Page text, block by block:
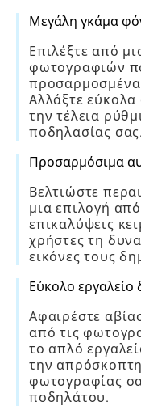
Μεγάλη γκάμα
Επιλέξτε από
φωτογραφιών
Αλλάξτε
την τέλεια
ποδηλασίας σας.
Προσαρμόσιμα
Βελτιώστε
μια επιλογή
επικαλύψεις
χρήστες τη
εικόνες τους
Εύκολο
Αφαιρέστε
από τις
το απλό
την
φωτογραφίας
ποδηλάτου.